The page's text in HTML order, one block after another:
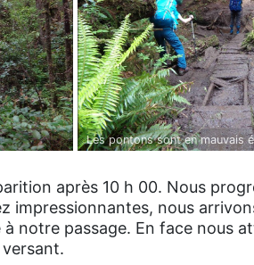
Les pontons sont en mauvais
après 10 h 00. Nous
impressionnantes, nous
à notre passage. En face nous